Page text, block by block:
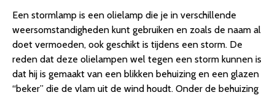
Een stormlamp is een olielamp die je in verschillende
weersomstandigheden kunt gebruiken en zoals de naam al
doet vermoeden, ook geschikt is tijdens een storm. De
reden dat deze olielampen wel tegen een storm kunnen is
dat hij is gemaakt van een blikken behuizing en een glazen
“beker” die de vlam uit de wind houdt. Onder de behuizing